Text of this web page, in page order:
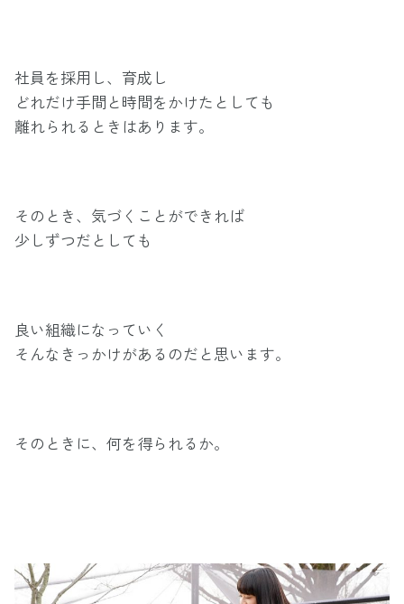
社員を採用し、育成し
どれだけ手間と時間をかけたとしても
離れられるときはあります。
そのとき、気づくことができれば
少しずつだとしても
良い組織になっていく
そんなきっかけがあるのだと思います。
そのときに、何を得られるか。